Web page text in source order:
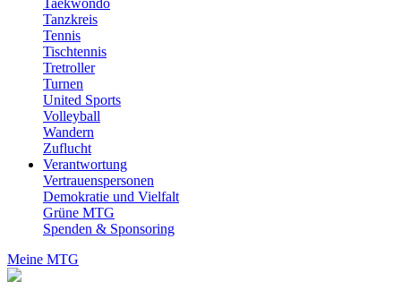
Taekwondo
Tanzkreis
Tennis
Tischtennis
Tretroller
Turnen
United Sports
Volleyball
Wandern
Zuflucht
Verantwortung
Vertrauenspersonen
Demokratie und Vielfalt
Grüne MTG
Spenden & Sponsoring
Meine MTG